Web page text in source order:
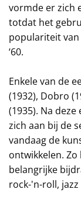
vormde er zich
totdat het
populariteit van
‘60.
Enkele van de
(1932), Dobro
(1935). Na
zich aan bij de
vandaag de
ontwikkelen.
belangrijke
rock-'n-roll,